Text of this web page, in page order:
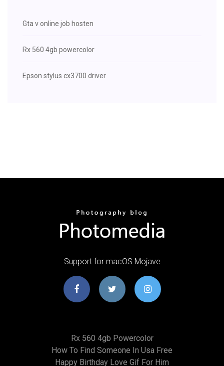
Gta v online job hosten
Rx 560 4gb powercolor
Epson stylus cx3700 driver
Support for macOS Mojave
Rx 560 4gb Powercolor
How To Find Someone In Usa Free
Happy Birthday Love Gif For Him